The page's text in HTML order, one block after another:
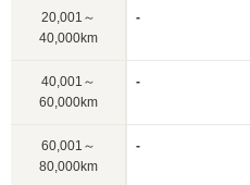
20,001～
40,000km
-
40,001～
60,000km
-
60,001～
80,000km
-